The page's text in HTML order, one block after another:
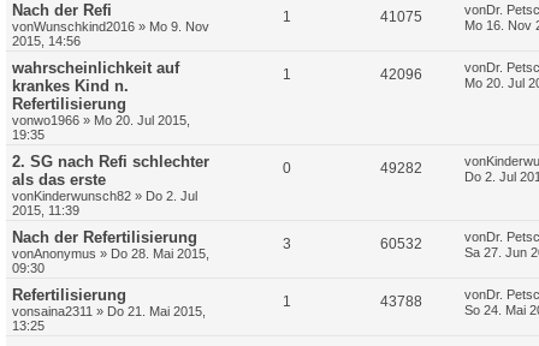
Nach der Refi
vonWunschkind2016 » Mo 9. Nov
2015, 14:56
1 41075 vonDr.
Mo 16. Nov
wahrscheinlichkeit auf
krankes Kind n.
Refertilisierung
vonwo1966 » Mo 20. Jul 2015,
19:35
1 42096 vonDr.
Mo 20. Jul
2. SG nach Refi schlechter
als das erste
vonKinderwunsch82 » Do 2. Jul
2015, 11:39
0 49282 von
Do 2. Jul
Nach der Refertilisierung
vonAnonymus » Do 28. Mai 2015,
09:30
3 60532 vonDr.
Sa 27. Jun
Refertilisierung
vonsaina2311 » Do 21. Mai 2015,
13:25
1 43788 vonDr.
So 24. Mai